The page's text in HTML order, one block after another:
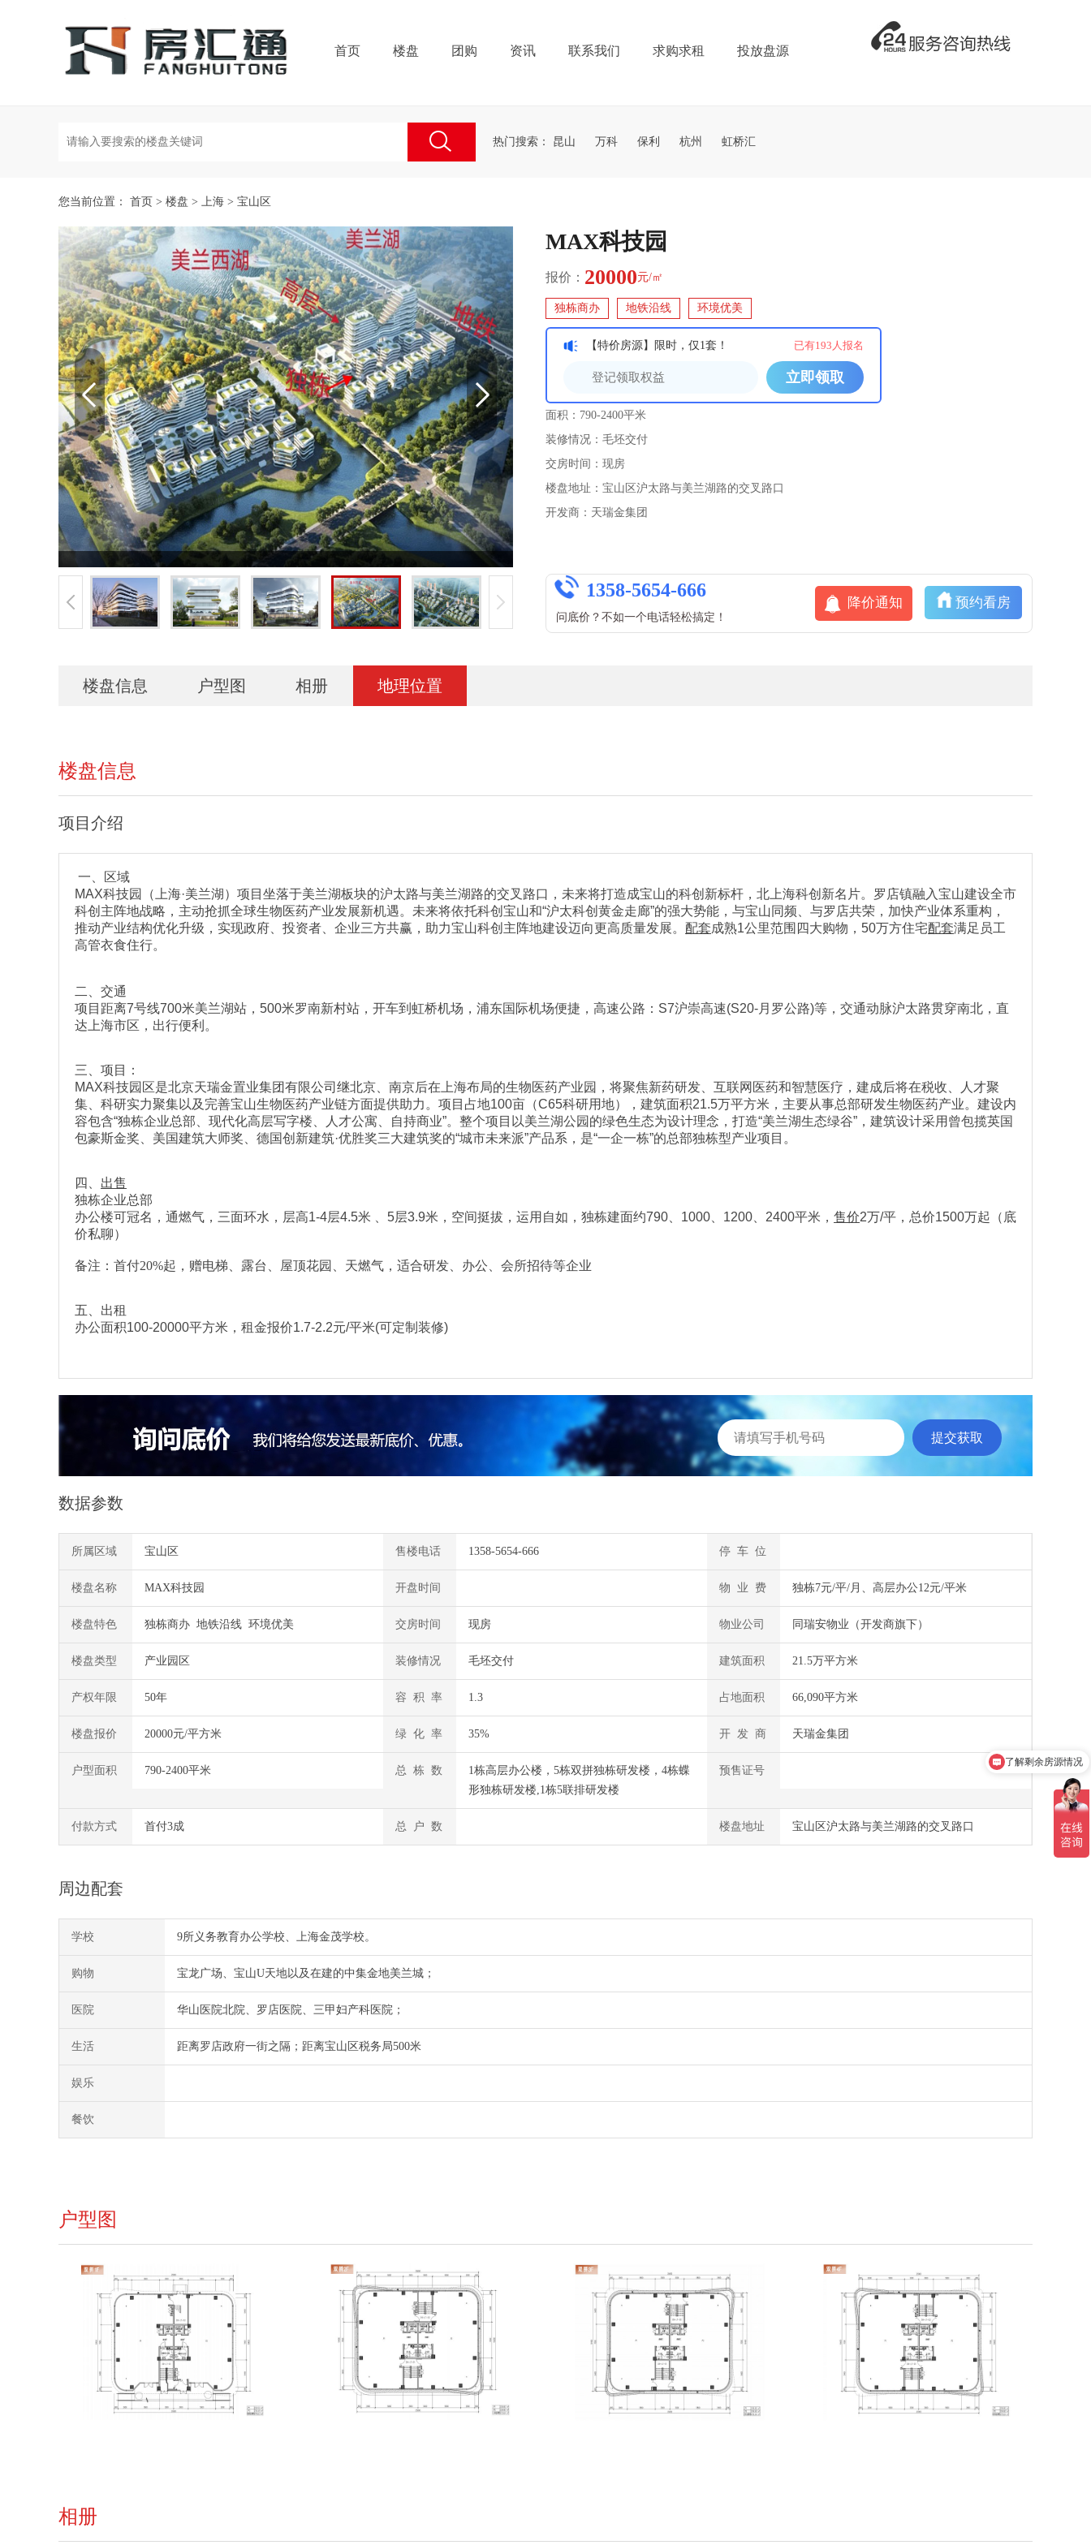
首页 楼盘 团购 资讯 联系我们 求购求租 投放盘源
热门搜索： 昆山 万科 保利 杭州 虹桥汇
您当前位置： 首页 > 楼盘 > 上海 > 宝山区
MAX科技园
报价： 20000元/㎡
独栋商办 地铁沿线 环境优美
【特价房源】限时，仅1套！ 已有193 人报名
面积：790-2400平米
装修情况：毛坯交付
交房时间：现房
楼盘地址：宝山区沪太路与美兰湖路的交叉路口
开发商：天瑞金集团
1358-5654-666
问底价？不如一个电话轻松搞定！
降价通知 预约看房
楼盘信息 户型图 相册 地理位置
楼盘信息
项目介绍
一、区域
MAX科技园（上海·美兰湖）项目坐落于美兰湖板块的沪太路与美兰湖路的交叉路口，未来将打造成宝山的科创新标杆，北上海科创新名片。罗店镇融入宝山建设全市
科创主阵地战略，主动抢抓全球生物医药产业发展新机遇。未来将依托科创宝山和“沪太科创黄金走廊”的强大势能，与宝山同频、与罗店共荣，加快产业体系重构，
推动产业结构优化升级，实现政府、投资者、企业三方共赢，助力宝山科创主阵地建设迈向更高质量发展。 配套成熟1公里范围四大购物，50万方住宅配套满足员工
高管衣食住行。
二、交通
项目距离7号线700米美兰湖站，500米罗南新村站，开车到虹桥机场，浦东国际机场便捷，高速公路：S7沪崇高速(S20-月罗公路)等，交通动脉沪太路贯穿南北，直
达上海市区，出行便利。
三、项目：
MAX科技园区是北京天瑞金置业集团有限公司继北京、南京后在上海布局的生物医药产业园，将聚焦新药研发、互联网医药和智慧医疗，建成后将在税收、人才聚
集、科研实力聚集以及完善宝山生物医药产业链方面提供助力。项目占地100亩（C65科研用地），建筑面积21.5万平方米，主要从事总部研发生物医药产业。建设内
容包含“独栋企业总部、现代化高层写字楼、人才公寓、自持商业”。整个项目以美兰湖公园的绿色生态为设计理念，打造“美兰湖生态绿谷”，建筑设计采用曾包揽英国
包豪斯金奖、美国建筑大师奖、德国创新建筑·优胜奖三大建筑奖的“城市未来派”产品系，是“一企一栋”的总部独栋型产业项目。
四、 出售
独栋企业总部
办公楼可冠名，通燃气，三面环水，层高1-4层4.5米 、5层3.9米，空间挺拔，运用自如，独栋建面约790、1000、1200、2400平米， 售价2万/平，总价1500万起（底
价私聊）
备注： 首付20%起， 赠电梯、露台、屋顶花园、天燃气，适合研发、办公、会所招待等企业
五、出租
办公面积100-20000平方米，租金报价1.7-2.2元/平米(可定制装修)
数据参数
所属区域 宝山区 售楼电话 1358-5654-666 停 车 位
楼盘名称 MAX科技园 开盘时间 物 业 费 独栋7元/平/月、高层办公12元/平米
楼盘特色 独栋商办 地铁沿线 环境优美 交房时间 现房 物业公司 同瑞安物业（开发商旗下）
楼盘类型 产业园区 装修情况 毛坯交付 建筑面积 21.5万平方米
产权年限 50年 容 积 率 1.3 占地面积 66,090平方米
楼盘报价 20000元/平方米 绿 化 率 35% 开 发 商 天瑞金集团
户型面积 790-2400平米 总 栋 数
1栋高层办公楼，5栋双拼独栋研发楼，4栋蝶
形独栋研发楼,1栋5联排研发楼
预售证号
付款方式 首付3成 总 户 数 楼盘地址 宝山区沪太路与美兰湖路的交叉路口
周边配套
学校 9所义务教育办公学校、上海金茂学校。
购物 宝龙广场、宝山U天地以及在建的中集金地美兰城；
医院 华山医院北院、罗店医院、三甲妇产科医院；
生活 距离罗店政府一街之隔；距离宝山区税务局500米
娱乐
餐饮
户型图
相册
加V发您视频资料